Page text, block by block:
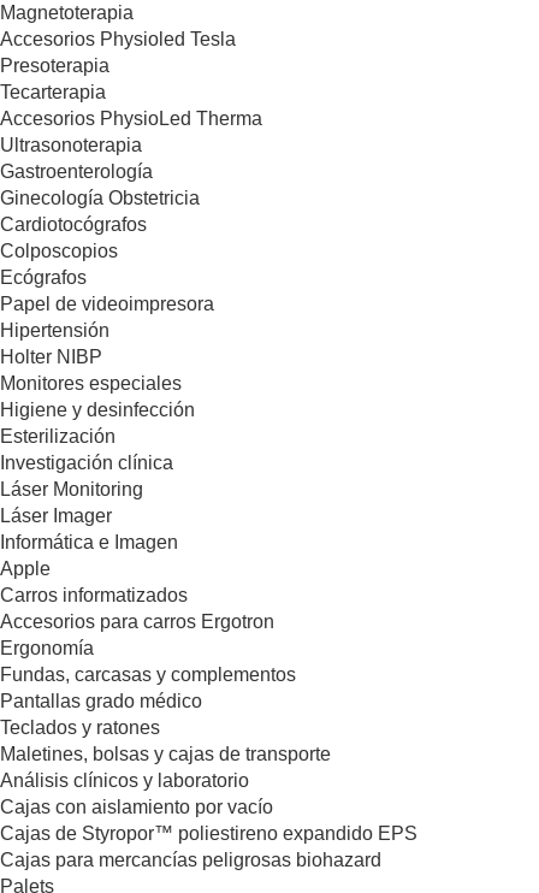
Magnetoterapia
Accesorios Physioled Tesla
Presoterapia
Tecarterapia
Accesorios PhysioLed Therma
Ultrasonoterapia
Gastroenterología
Ginecología Obstetricia
Cardiotocógrafos
Colposcopios
Ecógrafos
Papel de videoimpresora
Hipertensión
Holter NIBP
Monitores especiales
Higiene y desinfección
Esterilización
Investigación clínica
Láser Monitoring
Láser Imager
Informática e Imagen
Apple
Carros informatizados
Accesorios para carros Ergotron
Ergonomía
Fundas, carcasas y complementos
Pantallas grado médico
Teclados y ratones
Maletines, bolsas y cajas de transporte
Análisis clínicos y laboratorio
Cajas con aislamiento por vacío
Cajas de Styropor™ poliestireno expandido EPS
Cajas para mercancías peligrosas biohazard
Palets